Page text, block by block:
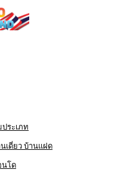
ระเภท
เดี่ยว บ้านแฝด
นโด